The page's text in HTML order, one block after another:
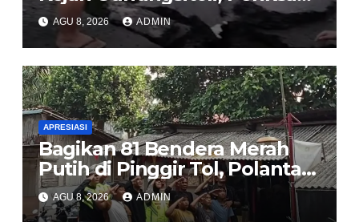
dan Usut Tuntas Dugaan
Korupsi Proyek Jalan
Sirombu-Afulu (MYC) Senilai
Rp321 Miliar
AGU 8, 2026 ADMIN
APRESIASI
Bagikan 81 Bendera Merah
Putih di Pinggir Tol, Polantas
Karib BSD Ajak Warga Miskin
Kibarkan Sang Saka
AGU 8, 2026 ADMIN